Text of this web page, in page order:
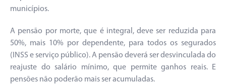
municípios.
A pensão por morte, que é integral, deve ser reduzida para
50%, mais 10% por dependente, para todos os segurados
(INSS e serviço público). A pensão deverá ser desvinculada do
reajuste do salário mínimo, que permite ganhos reais. E
pensões não poderão mais ser acumuladas.